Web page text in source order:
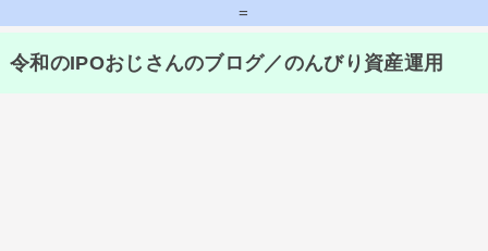
=
令和のIPOおじさんのブログ／のんびり資産運用